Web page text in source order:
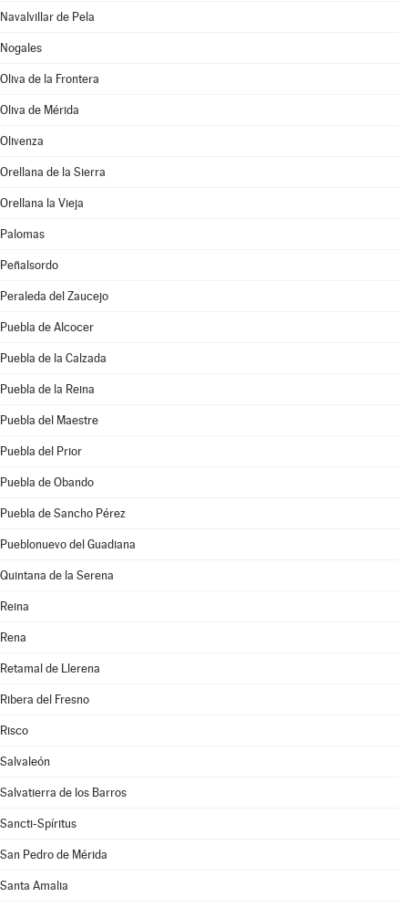
Navalvillar de Pela
Nogales
Oliva de la Frontera
Oliva de Mérida
Olivenza
Orellana de la Sierra
Orellana la Vieja
Palomas
Peñalsordo
Peraleda del Zaucejo
Puebla de Alcocer
Puebla de la Calzada
Puebla de la Reina
Puebla del Maestre
Puebla del Prior
Puebla de Obando
Puebla de Sancho Pérez
Pueblonuevo del Guadiana
Quintana de la Serena
Reina
Rena
Retamal de Llerena
Ribera del Fresno
Risco
Salvaleón
Salvatierra de los Barros
Sancti-Spíritus
San Pedro de Mérida
Santa Amalia